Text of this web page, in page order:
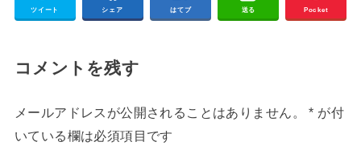
ツイート シェア はてブ 送る Pocket
コメントを残す
メールアドレスが公開されることはありません。 * が付
いている欄は必須項目です